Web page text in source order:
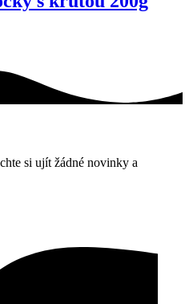
si ujít žádné novinky a